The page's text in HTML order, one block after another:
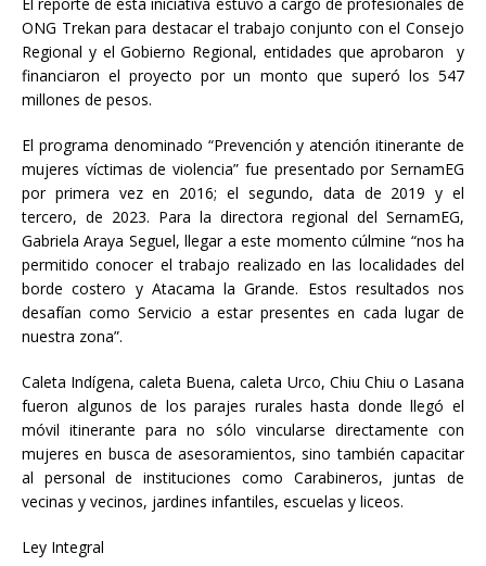
El reporte de esta iniciativa estuvo a cargo de profesionales de
ONG Trekan para destacar el trabajo conjunto con el Consejo
Regional y el Gobierno Regional, entidades que aprobaron y
financiaron el proyecto por un monto que superó los 547
millones de pesos.
El programa denominado “Prevención y atención itinerante de
mujeres víctimas de violencia” fue presentado por SernamEG
por primera vez en 2016; el segundo, data de 2019 y el
tercero, de 2023. Para la directora regional del SernamEG,
Gabriela Araya Seguel, llegar a este momento cúlmine “nos ha
permitido conocer el trabajo realizado en las localidades del
borde costero y Atacama la Grande. Estos resultados nos
desafían como Servicio a estar presentes en cada lugar de
nuestra zona”.
Caleta Indígena, caleta Buena, caleta Urco, Chiu Chiu o Lasana
fueron algunos de los parajes rurales hasta donde llegó el
móvil itinerante para no sólo vincularse directamente con
mujeres en busca de asesoramientos, sino también capacitar
al personal de instituciones como Carabineros, juntas de
vecinas y vecinos, jardines infantiles, escuelas y liceos.
Ley Integral